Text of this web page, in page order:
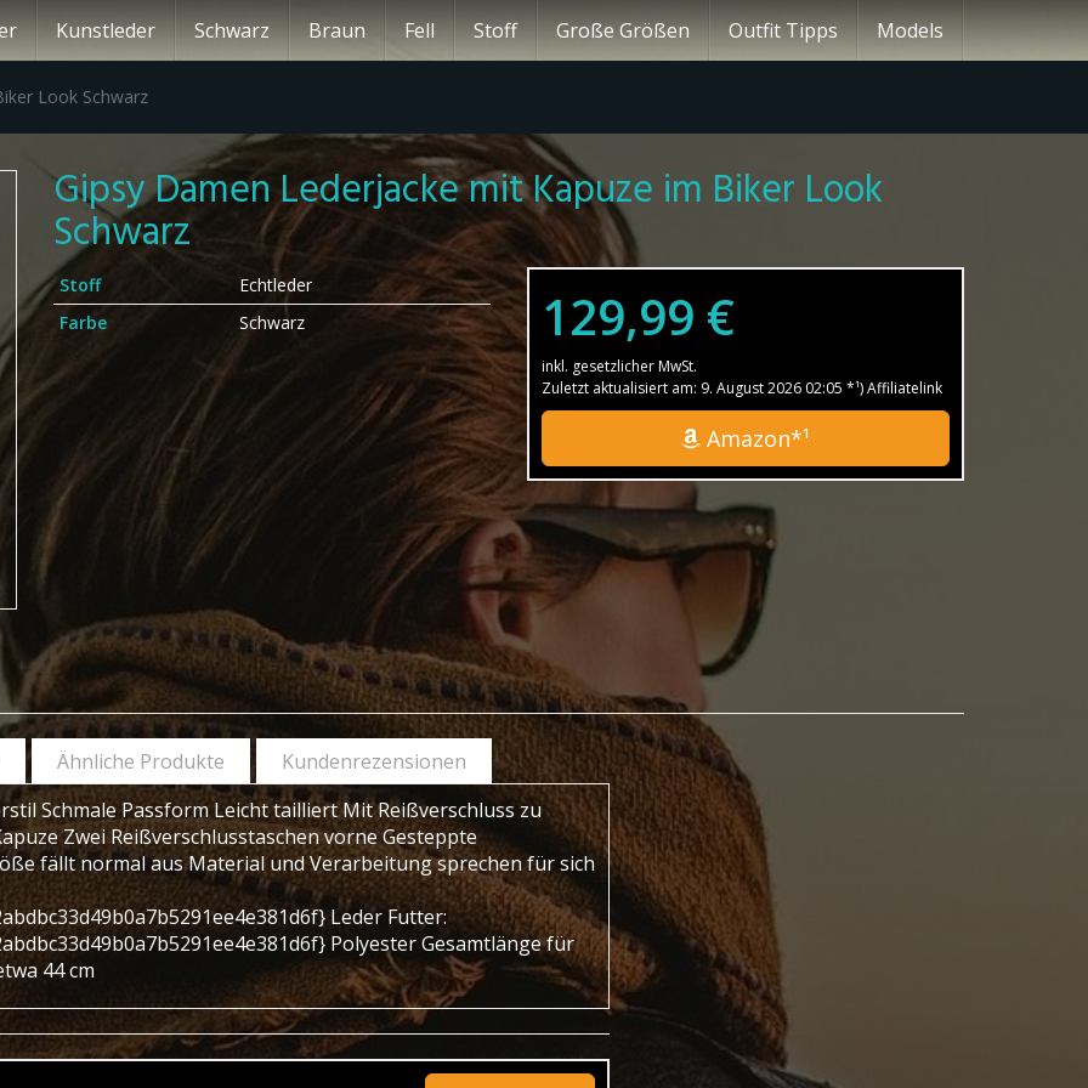
Kunstleder Schwarz Braun Fell Stoff Große Größen Outfit Tipps Models
Look Schwarz
Gipsy Damen Lederjacke mit Kapuze im Biker Look
Schwarz
129,99 €
inkl. gesetzlicher MwSt.
Zuletzt aktualisiert am: 9. August 2026 02:05 *¹) Affiliatelink
Amazon*¹
Stoff
Echtleder
Farbe
Schwarz
Ähnliche Produkte
Kundenrezensionen
Schmale Passform Leicht tailliert Mit Reißverschluss zu
Zwei Reißverschlusstaschen vorne Gesteppte
fällt normal aus Material und Verarbeitung sprechen für sich
Leder Futter:
Polyester Gesamtlänge für
44 cm